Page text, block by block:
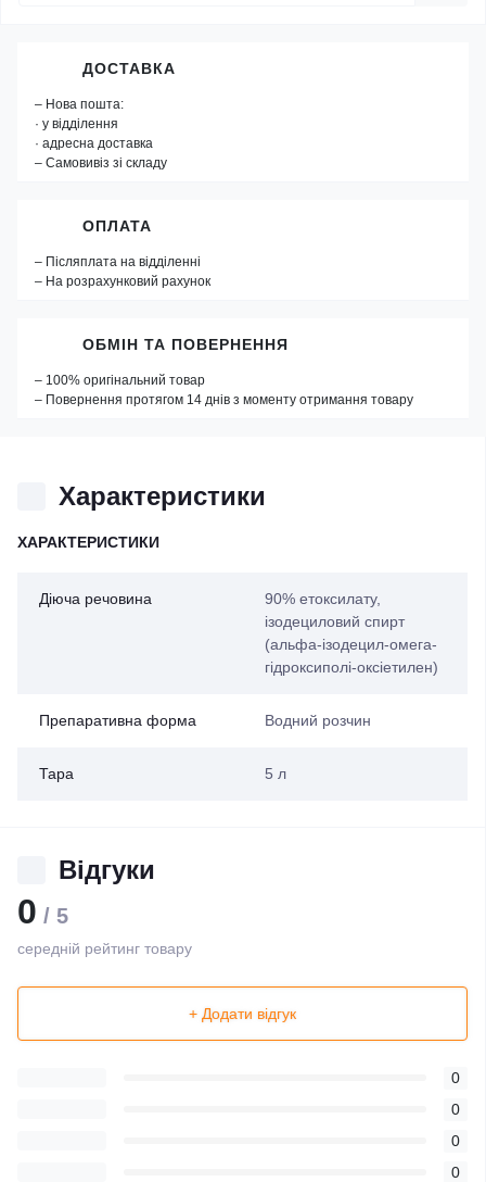
Характеристики
ХАРАКТЕРИСТИКИ
Діюча речовина
90% етоксилату,
ізодециловий спирт
(альфа-ізодецил-омега-
гідроксиполі-оксіетилен)
Препаративна форма Водний розчин
Тара 5 л
Відгуки
0 / 5
середній рейтинг товару
+ Додати відгук
0
0
0
0
ДОСТАВКА
– Нова пошта:
· у відділення
· адресна доставка
– Самовивіз зі складу
ОПЛАТА
– Післяплата на відділенні
– На розрахунковий рахунок
ОБМІН ТА ПОВЕРНЕННЯ
– 100% оригінальний товар
– Повернення протягом 14 днів з моменту отримання товару